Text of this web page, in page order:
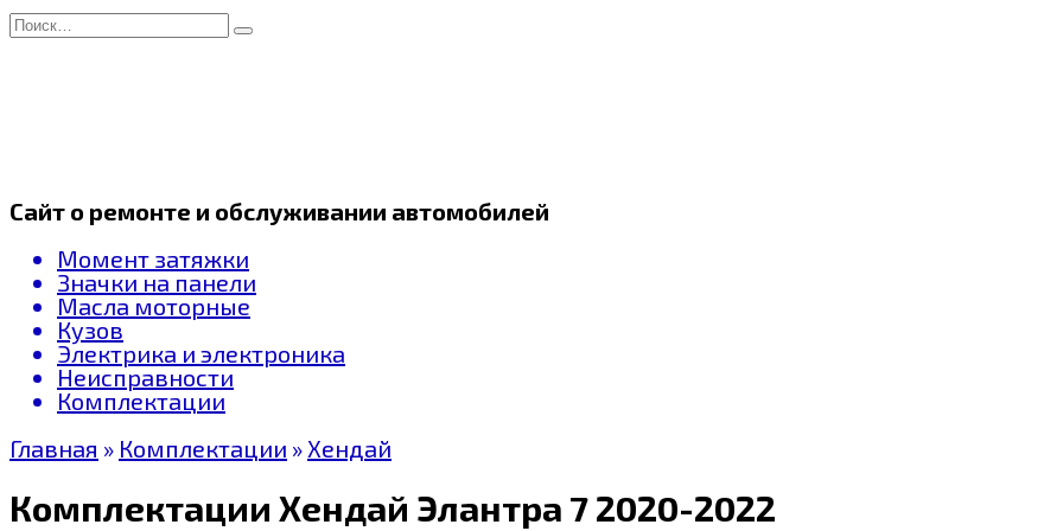
Перейти
к
Search
for:
Сайт о ремонте и обслуживании автомобилей
Момент затяжки
Значки на панели
Масла моторные
Кузов
Электрика и электроника
Неисправности
Комплектации
Главная » Комплектации » Хендай
Комплектации Хендай Элантра 7 2020-2022